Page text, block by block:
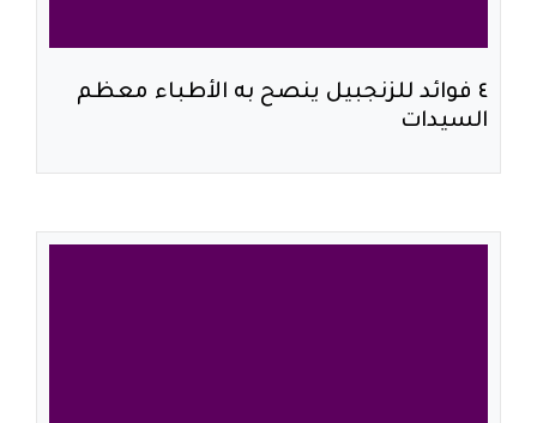
٤ فوائد للزنجبيل ينصح به الأطباء معظم
السيدات